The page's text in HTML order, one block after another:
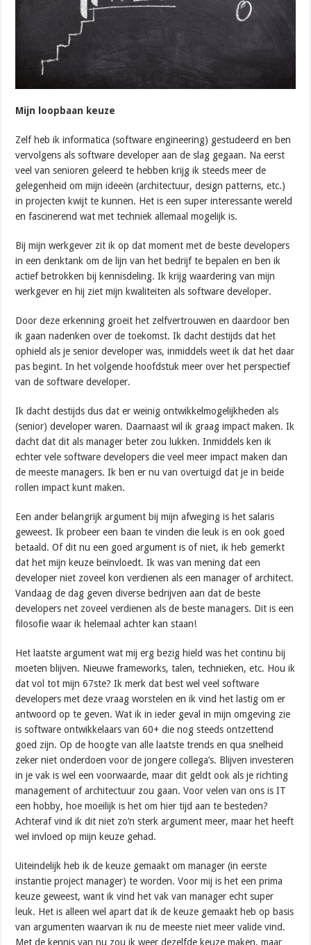
Mijn loopbaan keuze
Zelf heb ik informatica (software engineering) gestudeerd en ben
vervolgens als software developer aan de slag gegaan. Na eerst
veel van senioren geleerd te hebben krijg ik steeds meer de
gelegenheid om mijn ideeën (architectuur, design patterns, etc.)
in projecten kwijt te kunnen. Het is een super interessante wereld
en fascinerend wat met techniek allemaal mogelijk is.
Bij mijn werkgever zit ik op dat moment met de beste developers
in een denktank om de lijn van het bedrijf te bepalen en ben ik
actief betrokken bij kennisdeling. Ik krijg waardering van mijn
werkgever en hij ziet mijn kwaliteiten als software developer.
Door deze erkenning groeit het zelfvertrouwen en daardoor ben
ik gaan nadenken over de toekomst. Ik dacht destijds dat het
ophield als je senior developer was, inmiddels weet ik dat het daar
pas begint. In het volgende hoofdstuk meer over het perspectief
van de software developer.
Ik dacht destijds dus dat er weinig ontwikkelmogelijkheden als
(senior) developer waren. Daarnaast wil ik graag impact maken. Ik
dacht dat dit als manager beter zou lukken. Inmiddels ken ik
echter vele software developers die veel meer impact maken dan
de meeste managers. Ik ben er nu van overtuigd dat je in beide
rollen impact kunt maken.
Een ander belangrijk argument bij mijn afweging is het salaris
geweest. Ik probeer een baan te vinden die leuk is en ook goed
betaald. Of dit nu een goed argument is of niet, ik heb gemerkt
dat het mijn keuze beïnvloedt. Ik was van mening dat een
developer niet zoveel kon verdienen als een manager of architect.
Vandaag de dag geven diverse bedrijven aan dat de beste
developers net zoveel verdienen als de beste managers. Dit is een
filosofie waar ik helemaal achter kan staan!
Het laatste argument wat mij erg bezig hield was het continu bij
moeten blijven. Nieuwe frameworks, talen, technieken, etc. Hou ik
dat vol tot mijn 67ste? Ik merk dat best wel veel software
developers met deze vraag worstelen en ik vind het lastig om er
antwoord op te geven. Wat ik in ieder geval in mijn omgeving zie
is software ontwikkelaars van 60+ die nog steeds ontzettend
goed zijn. Op de hoogte van alle laatste trends en qua snelheid
zeker niet onderdoen voor de jongere collega’s. Blijven investeren
in je vak is wel een voorwaarde, maar dit geldt ook als je richting
management of architectuur zou gaan. Voor velen van ons is IT
een hobby, hoe moeilijk is het om hier tijd aan te besteden?
Achteraf vind ik dit niet zo’n sterk argument meer, maar het heeft
wel invloed op mijn keuze gehad.
Uiteindelijk heb ik de keuze gemaakt om manager (in eerste
instantie project manager) te worden. Voor mij is het een prima
keuze geweest, want ik vind het vak van manager echt super
leuk. Het is alleen wel apart dat ik de keuze gemaakt heb op basis
van argumenten waarvan ik nu de meeste niet meer valide vind.
Met de kennis van nu zou ik weer dezelfde keuze maken, maar